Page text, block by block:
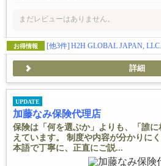
まだレビューはありません。
お得情報 [他3件] H2H GLOBAL JAPAN, LLC. 「ホームか
詳細
UPDATE
加藤なみ保険代理店
保険は「何を選ぶか」よりも、「誰
えています。 制度や内容が分かりに
本語で丁寧に、正直にご説...